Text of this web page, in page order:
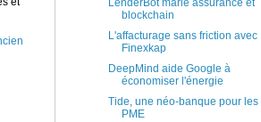
LenderBot marie assurance et
blockchain
L'affacturage sans friction avec
Finexkap
DeepMind aide Google à
économiser l'énergie
Tide, une néo-banque pour les
PME